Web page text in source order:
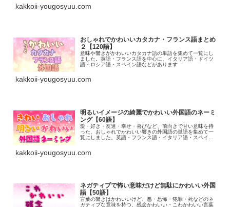
kakkoii-yougosyuu.com
おしゃれでかわいいカタカナ・フランス語まとめ
２【120語】
意味や響きがかわいいカタカナ語の単語を集めて一覧にし
ました。英語・フランス語を中心に、イタリア語・ドイツ
語・ロシア語・スペイン語などがあります
kakkoii-yougosyuu.com
明るいイメージの綺麗でかわいい外国語のネーミ
ング【60語】
愛・好き・友達・幸せ・喜びなど、前向きで甘い意味を持
った、おしゃれでかわいい響きの外国語の単語を集めて一
覧にしました。英語・フランス語・イタリア語・スペイン
kakkoii-yougosyuu.com
ネガティブで怖い意味だけど無駄にかわいい外国
語【50語】
言葉の響きはかわいいけど、悪・恐怖・犯罪・死などのネ
ガティブな意味を持つ、残念かわいい・こわかわいい言葉